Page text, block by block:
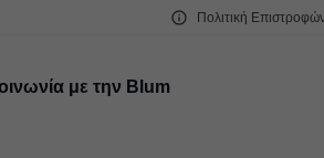
Πολιτική
με την Blum